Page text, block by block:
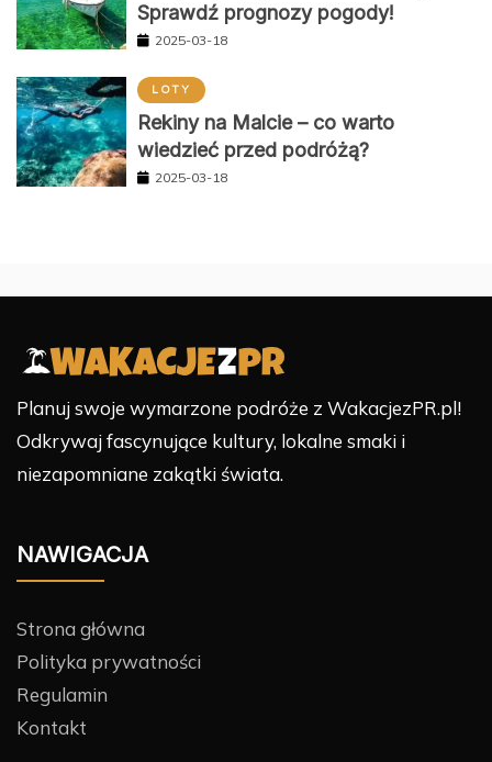
Sprawdź prognozy pogody!
2025-03-18
LOTY
Rekiny na Malcie – co warto
wiedzieć przed podróżą?
2025-03-18
Planuj swoje wymarzone podróże z WakacjezPR.pl!
Odkrywaj fascynujące kultury, lokalne smaki i
niezapomniane zakątki świata.
NAWIGACJA
Strona główna
Polityka prywatności
Regulamin
Kontakt